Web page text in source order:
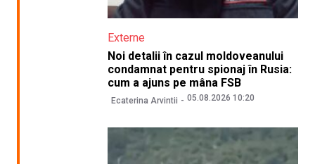
Externe
Noi detalii în cazul moldoveanului
condamnat pentru spionaj în Rusia:
cum a ajuns pe mâna FSB
Ecaterina Arvintii 05.08.2026 10:20